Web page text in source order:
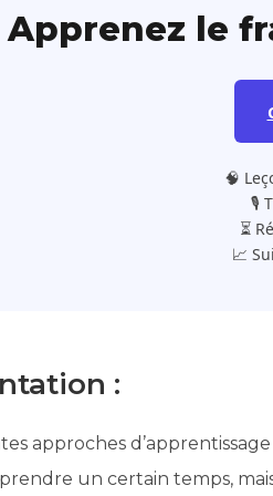
Apprenez le
🧠
🎙️
⏳
📈
:
approches
un certain temps,